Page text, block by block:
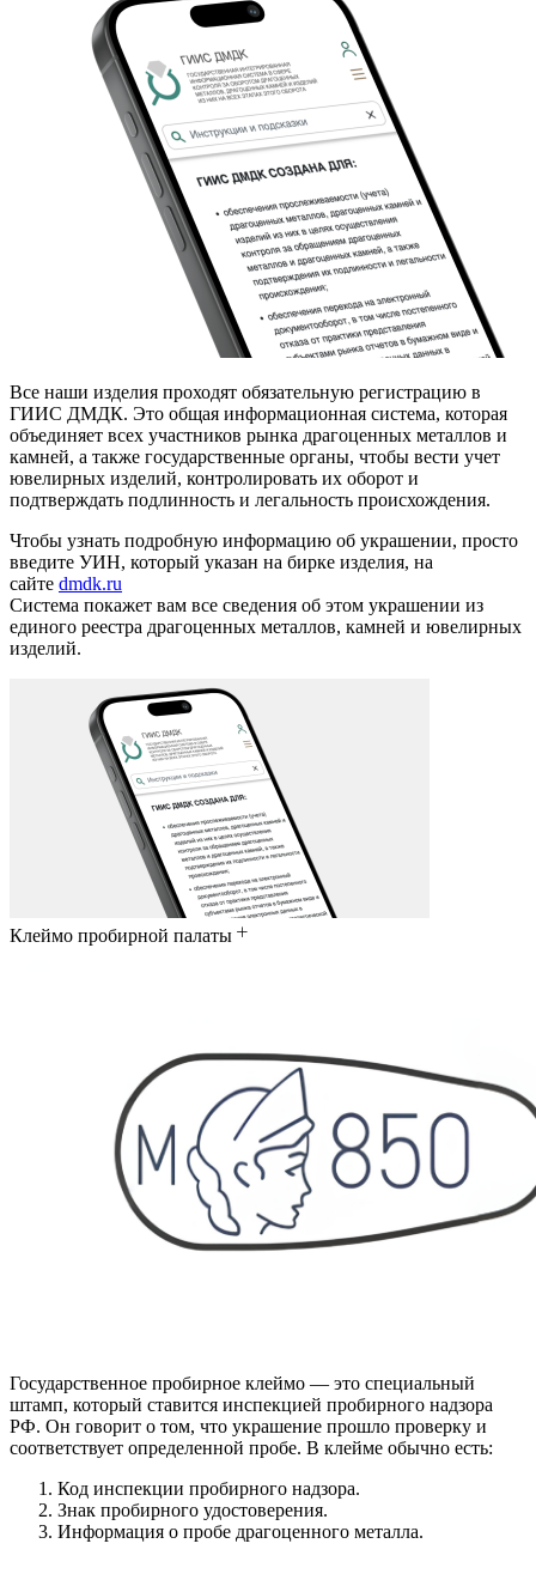
Все наши изделия проходят обязательную регистрацию в
ГИИС ДМДК. Это общая информационная система, которая
объединяет всех участников рынка драгоценных металлов и
камней, а также государственные органы, чтобы вести учет
ювелирных изделий, контролировать их оборот и
подтверждать подлинность и легальность происхождения.
Чтобы узнать подробную информацию об украшении, просто
введите УИН, который указан на бирке изделия, на
сайте dmdk.ru
Система покажет вам все сведения об этом украшении из
единого реестра драгоценных металлов, камней и ювелирных
изделий.
Клеймо пробирной палаты
Государственное пробирное клеймо — это специальный
штамп, который ставится инспекцией пробирного надзора
РФ. Он говорит о том, что украшение прошло проверку и
соответствует определенной пробе. В клейме обычно есть:
Код инспекции пробирного надзора.
Знак пробирного удостоверения.
Информация о пробе драгоценного металла.